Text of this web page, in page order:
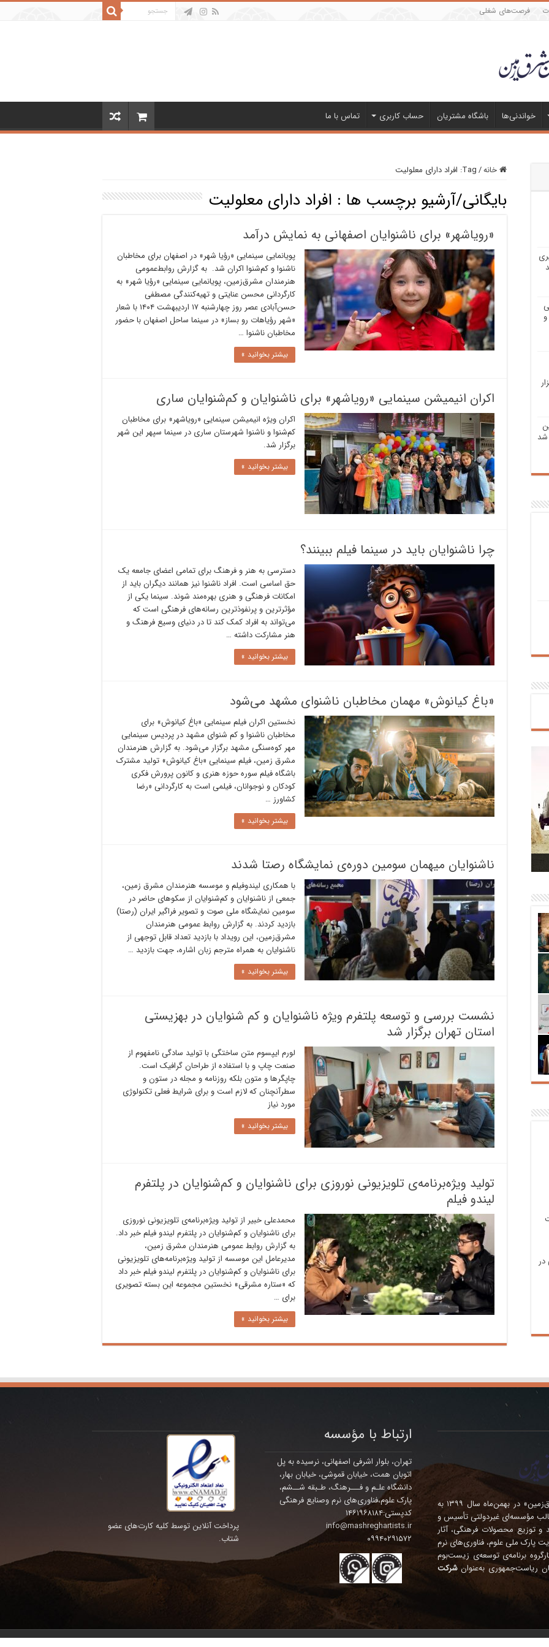
فرصت‌های شغلی
خواندنی‌ها باشگاه مشتریان حساب کاربری تماس با ما
خانه/
Tag: افراد دارای معلولیت
بایگانی/آرشیو برچسب ها : افراد دارای معلولیت
«رویاشهر» برای ناشنوایان اصفهانی به نمایش درآمد
پویانمایی سینمایی «رؤیا شهر» در اصفهان برای مخاطبان
ناشنوا و کم‌شنوا اکران شد. به گزارش روابط‌عمومی
هنرمندان مشرق‌زمین، پویانمایی سینمایی «رؤیا شهر» به
کارگردانی محسن عنایتی و تهیه‌کنندگی مصطفی
حسن‌آبادی عصر روز چهارشنبه ۱۷ اردیبهشت ۱۴۰۴ با شعار
«شهر رؤیاهات رو بساز» در سینما ساحل اصفهان با حضور
مخاطبان ناشنوا …
بیشتر بخوانید »
اکران انیمیشن سینمایی «رویاشهر» برای ناشنوایان و کم‌شنوایان ساری
اکران ویژه انیمیشن سینمایی «رویاشهر» برای مخاطبان
کم‌شنوا و ناشنوا شهرستان ساری در سینما سپهر این شهر
برگزار شد.
بیشتر بخوانید »
چرا ناشنوایان باید در سینما فیلم ببینند؟
دسترسی به هنر و فرهنگ برای تمامی اعضای جامعه یک
حق اساسی است. افراد ناشنوا نیز همانند دیگران باید از
امکانات فرهنگی و هنری بهره‌مند شوند. سینما یکی از
مؤثرترین و پرنفوذترین رسانه‌های فرهنگی است که
می‌تواند به افراد کمک کند تا در دنیای وسیع فرهنگ و
هنر مشارکت داشته …
بیشتر بخوانید »
«باغ کیانوش» مهمان مخاطبان ناشنوای مشهد می‌شود
نخستین اکران فیلم سینمایی «باغ کیانوش» برای
مخاطبان ناشنوا و کم شنوای مشهد در پردیس سینمایی
مهر کوه‌سنگی مشهد برگزار می‌شود. به گزارش هنرمندان
مشرق زمین، فیلم سینمایی «باغ کیانوش» تولید مشترک
باشگاه فیلم سوره حوزه هنری و کانون پرورش فکری
کودکان و نوجوانان، فیلمی است به کارگردانی «رضا
کشاورز …
بیشتر بخوانید »
ناشنوایان میهمان سومین دوره‌ی نمایشگاه رصتا شدند
با همکاری لیندوفیلم و موسسه هنرمندان مشرق زمین،
جمعی از ناشنوایان و کم‌شنوایان از سکوهای حاضر در
سومین نمایشگاه ملی صوت و تصویر فراگیر ایران (رصتا)
بازدید کردند. به گزارش روابط عمومی هنرمندان
مشرق‌زمین، این رویداد با بازدید تعداد قابل توجهی از
ناشنوایان به همراه مترجم زبان اشاره، جهت بازدید …
بیشتر بخوانید »
نشست بررسی و توسعه پلتفرم ویژه ناشنوایان و کم شنوایان در بهزیستی
استان تهران برگزار شد
لورم ایپسوم متن ساختگی با تولید سادگی نامفهوم از
صنعت چاپ و با استفاده از طراحان گرافیک است.
چاپگرها و متون بلکه روزنامه و مجله در ستون و
سطرآنچنان که لازم است و برای شرایط فعلی تکنولوژی
مورد نیاز
بیشتر بخوانید »
تولید ویژه‌برنامه‌‌ی تلویزیونی نوروزی برای ناشنوایان و کم‌شنوایان در پلتفرم
لیندو فیلم
محمدعلی خبیر از تولید ویژه‌برنامه‌‌ی تلویزیونی نوروزی
برای ناشنوایان و کم‌شنوایان در پلتفرم لیندو فیلم خبر داد.
به گزارش روابط عمومی هنرمندان مشرق زمین،
مدیرعامل این موسسه از تولید ویژه‌برنامه‌‌های تلویزیونی
برای ناشنوایان و کم‌شنوایان در پلتفرم لیندو فیلم خبر داد
که «ستاره مشرقی» نخستین مجموعه این بسته تصویری
برای …
بیشتر بخوانید »
مؤسسه فرهنگی – هنری چندمنظوره‌ی «هنرمندان مشرق‌زمین» در بهمن‌ماه سال ۱۳۹۹ به
مؤسسه‌ای غیردولتی تأسیس و
تولید و توزیع محصولات فرهنگی، آثار
پارک ملی علوم، فناوری‌های نرم
درآمد. این مؤسسه در سال ۱۴۰۴ در کارگروه برنامه‌ی توسعه‌ی زیست‌بوم
ریاست‌جمهوری به‌عنوانشرکت
ارتباط با مؤسسه
تهران، بلوار اشرفی اصفهانی، نرسیده به پل
اتوبان همت، خیابان قموشی، خیابان بهار،
دانشگاه علـم و فـــرهنگ، طـبقه شــشم،
پارک علوم،فناوری‌های نرم وصنایع فرهنگی
کدپستی:۱۴۶۱۹۶۸۱۸۴
info@mashreghartists.ir
۰۹۹۴۰۲۹۱۵۷۲
پرداخت آنلاین توسط کلیه کارت‌های عضو
شتاب.